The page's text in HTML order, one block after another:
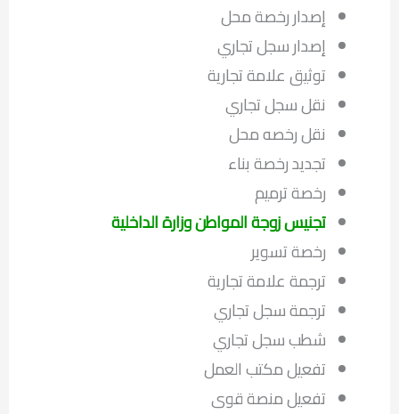
إصدار رخصة محل
إصدار سجل تجاري
توثيق علامة تجارية
نقل سجل تجاري
نقل رخصه محل
تجديد رخصة بناء
رخصة ترميم
تجنيس زوجة المواطن وزارة الداخلية
رخصة تسوير
ترجمة علامة تجارية
ترجمة سجل تجاري
شطب سجل تجاري
تفعيل مكتب العمل
تفعيل منصة قوى